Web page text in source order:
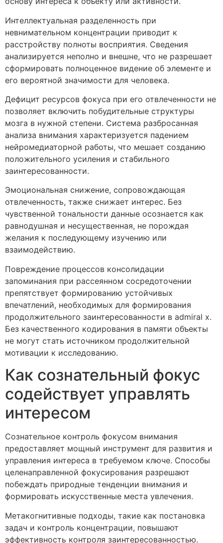
Интеллектуальная разделенность при
невнимательном концентрации приводит к
расстройству полноты восприятия. Сведения
анализируется неполно и внешне, что не разрешает
сформировать полноценное видение об элементе и
его вероятной значимости для человека.
Дефицит ресурсов фокуса при его отвлеченности не
позволяет включить побудительные структуры
мозга в нужной степени. Система разбросанная
анализа внимания характеризуется падением
нейромедиаторной работы, что мешает созданию
положительного усиления и стабильного
заинтересованности.
Эмоциональная снижение, сопровождающая
отвлеченность, также снижает интерес. Без
чувственной тональности данные осознается как
равнодушная и несущественная, не порождая
желания к последующему изучению или
взаимодействию.
Повреждение процессов консолидации
запоминания при рассеянном сосредоточении
препятствует формированию устойчивых
впечатлений, необходимых для формирования
продолжительного заинтересованности в admiral x.
Без качественного кодирования в памяти объекты
не могут стать источником продолжительной
мотивации к исследованию.
Как сознательный фокус
содействует управлять
интересом
Сознательное контроль фокусом внимания
предоставляет мощный инструмент для развития и
управления интереса в требуемом ключе. Способы
целенаправленной фокусирования разрешают
побеждать природные тенденции внимания и
формировать искусственные места увлечения.
Метакогнитивные подходы, такие как постановка
задач и контроль концентрации, повышают
эффективность контроля заинтересованностью.